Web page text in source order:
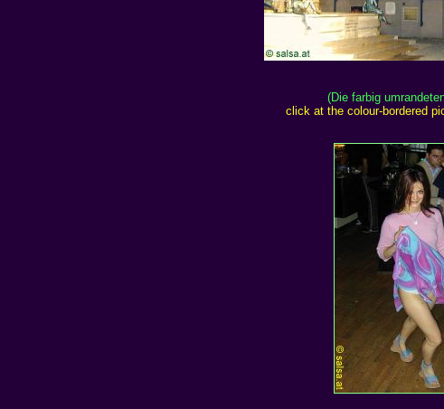
(Die farbig
click at the colour-bordered